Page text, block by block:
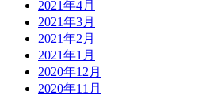
2021年4月
2021年3月
2021年2月
2021年1月
2020年12月
2020年11月